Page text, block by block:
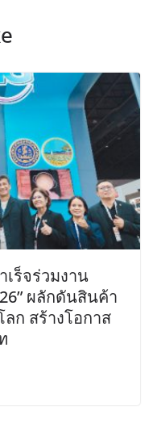
ร็จร่วมงาน
ผลักดันสินค้า
ก สร้างโอกาส